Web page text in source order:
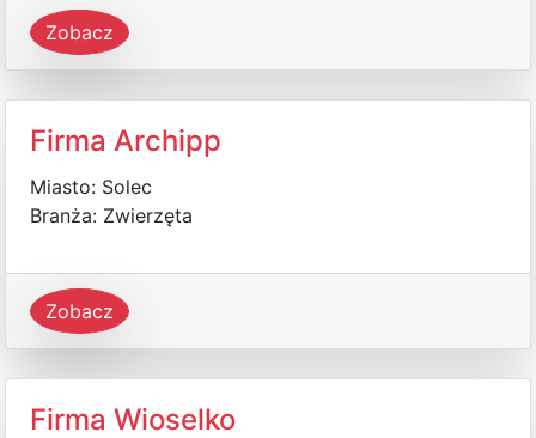
Zobacz
Firma Archipp
Miasto: Solec
Branża: Zwierzęta
Zobacz
Firma Wioselko